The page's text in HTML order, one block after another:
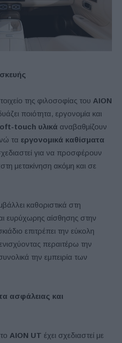
της φιλοσοφίας του AION
ποιότητα, εργονομία και
touch υλικά αναβαθμίζουν
τα εργονομικά καθίσματα
για να προσφέρουν
μετακίνηση ακόμη και σε
καθοριστικά στη
ευρύχωρης αίσθησης στην
επιτρέπει την εύκολη
περαιτέρω την
την εμπειρία των
ασφάλειας και
AION UT έχει σχεδιαστεί με